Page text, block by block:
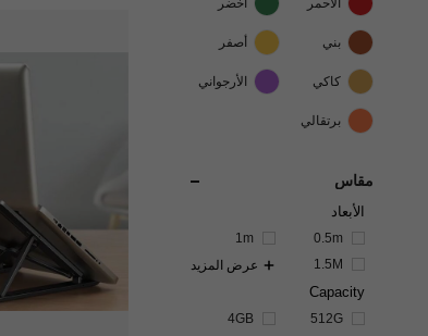
الأحمر أخضر
بني أصفر
كاكي الأرجواني
برتقالي
مقاس
الأبعاد
0.5m
1m
1.5M
عرض المزيد
Capacity
512G
4GB